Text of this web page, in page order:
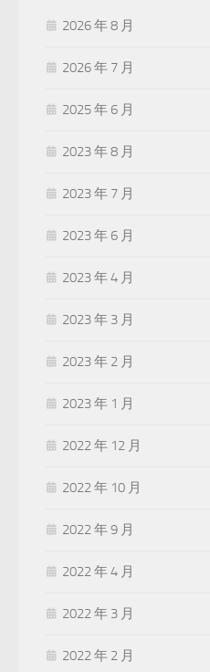
2026 年 8 月
2026 年 7 月
2025 年 6 月
2023 年 8 月
2023 年 7 月
2023 年 6 月
2023 年 4 月
2023 年 3 月
2023 年 2 月
2023 年 1 月
2022 年 12 月
2022 年 10 月
2022 年 9 月
2022 年 4 月
2022 年 3 月
2022 年 2 月